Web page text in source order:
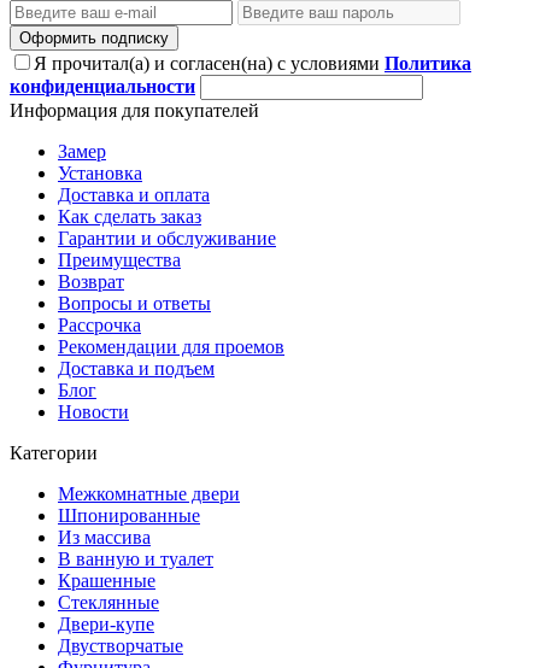
Оформить подписку
Я прочитал(а) и согласен(на) с условиями Политика
конфиденциальности
Информация для покупателей
Замер
Установка
Доставка и оплата
Как сделать заказ
Гарантии и обслуживание
Преимущества
Возврат
Вопросы и ответы
Рассрочка
Рекомендации для проемов
Доставка и подъем
Блог
Новости
Категории
Межкомнатные двери
Шпонированные
Из массива
В ванную и туалет
Крашенные
Стеклянные
Двери-купе
Двустворчатые